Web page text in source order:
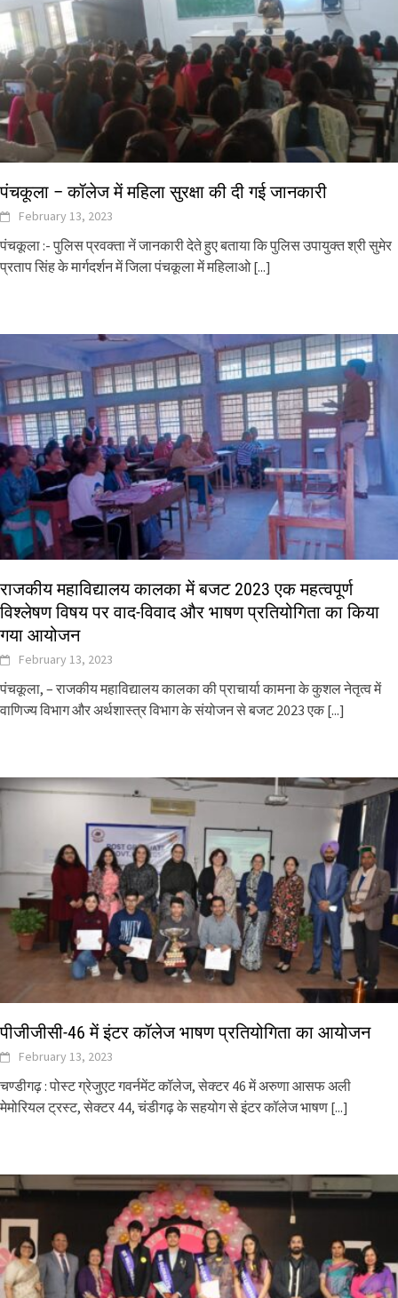
पंचकूला – कॉलेज में महिला सुरक्षा की दी गई जानकारी
February 13, 2023
पंचकूला :- पुलिस प्रवक्ता नें जानकारी देते हुए बताया कि पुलिस उपायुक्त श्री सुमेर
प्रताप सिंह के मार्गदर्शन में जिला पंचकूला में महिलाओ[...]
राजकीय महाविद्यालय कालका में बजट 2023 एक महत्वपूर्ण
विश्लेषण विषय पर वाद-विवाद और भाषण प्रतियोगिता का किया
गया आयोजन
February 13, 2023
पंचकूला, – राजकीय महाविद्यालय कालका की प्राचार्या कामना के कुशल नेतृत्व में
वाणिज्य विभाग और अर्थशास्त्र विभाग के संयोजन से बजट 2023 एक [...]
पीजीजीसी-46 में इंटर कॉलेज भाषण प्रतियोगिता का आयोजन
February 13, 2023
चण्डीगढ़ : पोस्ट ग्रेजुएट गवर्नमेंट कॉलेज, सेक्टर 46 में अरुणा आसफ अली
मेमोरियल ट्रस्ट, सेक्टर 44, चंडीगढ़ के सहयोग से इंटर कॉलेज भाषण [...]